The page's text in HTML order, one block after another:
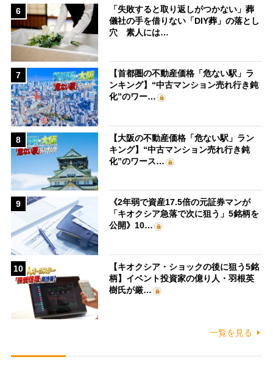
6
「失敗すると取り返しがつかない」葬
儀社の手を借りない「DIY葬」の落とし
穴 素人には…
7
【首都圏の不動産価格「危ない駅」ラ
ンキング】“中古マンション売れ行き鈍
化”のワー…
8
【大阪の不動産価格「危ない駅」ラン
キング】“中古マンション売れ行き鈍
化”のワース…
9
《2年弱で資産17.5倍の元証券マンが
「キオクシア急落で次に狙う」5銘柄を
公開》10…
10
【キオクシア・ショックの後に狙う5銘
柄】イベント投資家の億り人・羽根英
樹氏が厳…
一覧を見る